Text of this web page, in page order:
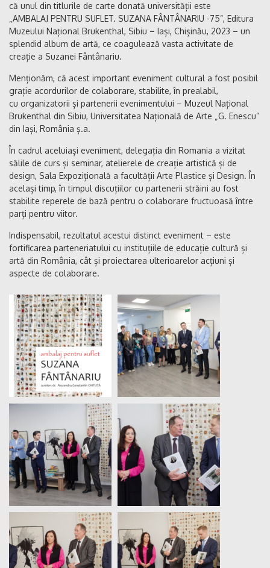
că unul din titlurile de carte donată universității este
„AMBALAJ PENTRU SUFLET. SUZANA FÂNTÂNARIU -75”, Editura
Muzeului Național Brukenthal, Sibiu – Iași, Chișinău, 2023 – un
splendid album de artă, ce coagulează vasta activitate de
creație a Suzanei Fântânariu.
Menționăm, că acest important eveniment cultural a fost posibil
grație acordurilor de colaborare, stabilite, în prealabil,
cu organizatorii și partenerii evenimentului – Muzeul Național
Brukenthal din Sibiu, Universitatea Națională de Arte „G. Enescu”
din Iași, România ș.a.
În cadrul aceluiași eveniment, delegația din Romania a vizitat
sălile de curs și seminar, atelierele de creație artistică și de
design, Sala Expozițională a facultății Arte Plastice și Design. În
același timp, în timpul discuțiilor cu partenerii străini au fost
stabilite reperele de bază pentru o colaborare fructuoasă între
parți pentru viitor.
Indispensabil, rezultatul acestui distinct eveniment – este
fortificarea parteneriatului cu instituțiile de educație cultură și
artă din România, cât și proiectarea ulterioarelor acțiuni și
aspecte de colaborare.